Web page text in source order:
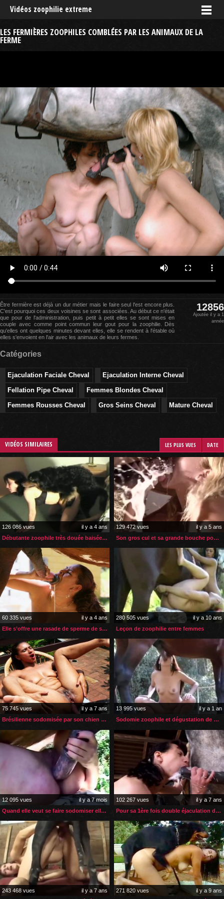
Vidéos zoophilie extreme
LES FERMIÈRES ZOOPHILES COMBLÉES PAR LES ANIMAUX DE LA
FERME
Être fermière est déjà un dur métier mais le faire seul l'est encore plus.
C'est pourquoi ces deux voisines se sont associées. Au début ce n'était
que pour de l'administration, puis petit à petit elles se sont mises en
couple avec comme point commun leur gout pour la zoophilie. Dès
qu'elles ont quelques minutes devant elles, elle se rendent à l'étable où
elles s'envoient en l'air avec les animaux de leurs fermes.
12856
Ajoutée il y a 1
année
Catégories
Ejaculation Faciale Cheval
Ejaculation Interne Cheval
Fellation Pipe Cheval
Femmes Blondes Cheval
Femmes Rousses Cheval
Gros Seins Cheval Mature Cheval
VIDÉOS SIMILAIRES LES PLUS VUES DATE
126 086 vues
il y a 4 ans
Débutante zoophile très douée baisée à quatre pattes
129 472 vues
il y a 5 ans
Son gros cul et sa grande bouche pour énorme bite de cheval
60 335 vues
il y a 4 ans
Elle s’offre une rasade de sperme de son cheval avant le sexe
280 505 vues
il y a 10 ans
Leçon de zoophilie entre femmes
75 745 vues
il y a 7 ans
Brésilienne sodomisée par son chien sur sa terrasse
13 995 vues
il y a 1 an
Sodomie zoophile et dégustation de sperme de cheval
12 095 vues
il y a 7 mois
Quand elle veut se faire sodomiser elle fait appel à son cheval
102 267 vues
il y a 7 ans
Pour sa 1ère fois double éjaculation de sperme de cheval
243 468 vues
il y a 7 ans
271 820 vues
il y a 9 ans